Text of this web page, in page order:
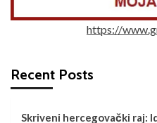
https://
Recent Posts
Skriveni hercegovački raj: